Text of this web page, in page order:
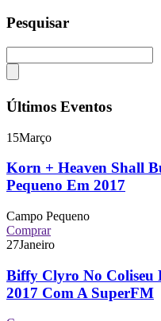
Pesquisar
Últimos Eventos
15Março
Korn + Heaven Shall
Pequeno Em 2017
Campo Pequeno
Comprar
27Janeiro
Biffy Clyro No Coliseu
2017 Com A SuperFM